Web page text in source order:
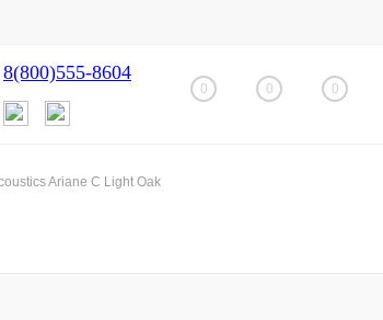
8(800)555-8604
0 0 0
Ariane C Light Oak